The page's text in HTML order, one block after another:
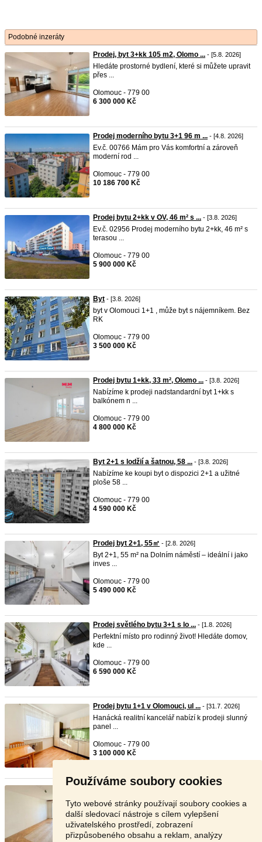
Používáme soubory cookies
Tyto webové stránky používají soubory cookies a
další sledovací nástroje s cílem vylepšení
uživatelského prostředí, zobrazení
přizpůsobeného obsahu a reklam, analýzy
Podobné inzeráty
Prodej, byt 3+kk 105 m2, Olomo ... - [5.8. 2026]
Hledáte prostorné bydlení, které si můžete upravit
přes ...
Olomouc - 779 00
6 300 000 Kč
Prodej moderního bytu 3+1 96 m ... - [4.8. 2026]
Ev.č. 00766 Mám pro Vás komfortní a zároveň
moderní rod ...
Olomouc - 779 00
10 186 700 Kč
Prodej bytu 2+kk v OV, 46 m² s ... - [3.8. 2026]
Ev.č. 02956 Prodej moderního bytu 2+kk, 46 m² s
terasou ...
Olomouc - 779 00
5 900 000 Kč
Byt - [3.8. 2026]
byt v Olomouci 1+1 , může byt s nájemníkem. Bez
RK
Olomouc - 779 00
3 500 000 Kč
Prodej bytu 1+kk, 33 m², Olomo ... - [3.8. 2026]
Nabízíme k prodeji nadstandardní byt 1+kk s
balkónem n ...
Olomouc - 779 00
4 800 000 Kč
Byt 2+1 s lodžií a šatnou, 58 ... - [3.8. 2026]
Nabízíme ke koupi byt o dispozici 2+1 a užitné
ploše 58 ...
Olomouc - 779 00
4 590 000 Kč
Prodej byt 2+1, 55㎡ - [2.8. 2026]
Byt 2+1, 55 m² na Dolním náměstí – ideální i jako
inves ...
Olomouc - 779 00
5 490 000 Kč
Prodej světlého bytu 3+1 s lo ... - [1.8. 2026]
Perfektní místo pro rodinný život! Hledáte domov,
kde ...
Olomouc - 779 00
6 590 000 Kč
Prodej bytu 1+1 v Olomouci, ul ... - [31.7. 2026]
Hanácká realitní kancelář nabízí k prodeji slunný
panel ...
Olomouc - 779 00
3 100 000 Kč
Prodej bytu 1+1, 53 m2, Pionýr ...- [31.7. 2026]
Nabízím k prodeji světlý a prostorný byt 1+1 s
velkorys ...
Olomouc - 779 00
3 890 000 Kč